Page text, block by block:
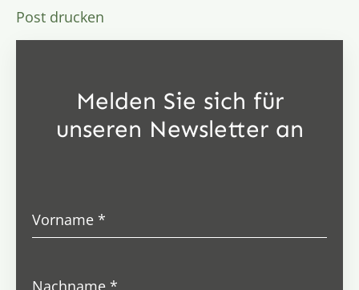
Post drucken
Melden Sie sich für
unseren Newsletter an
Vorname*
Nachname*